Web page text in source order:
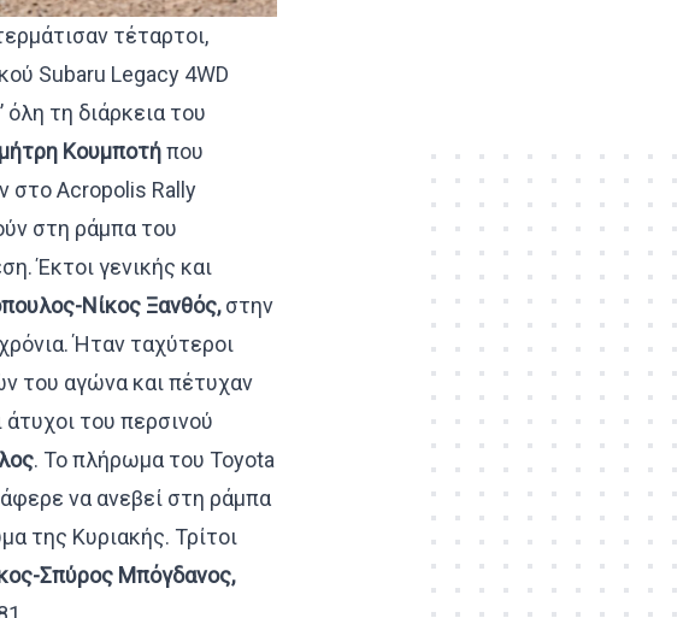
τέταρτοι,
Subaru Legacy 4WD
τη διάρκεια του
Κουμποτήπου
στο Acropolis Rally
στη ράμπα του
Έκτοι γενικής και
Νίκος Ξανθός,στην
Ήταν ταχύτεροι
του αγώνα και πέτυχαν
του περσινού
. Το πλήρωμα του Toyota
να ανεβεί στη ράμπα
της Κυριακής. Τρίτοι
Σπύρος Μπόγδανος,